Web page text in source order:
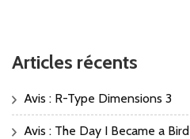
Articles récents
Avis : R-Type Dimensions 3
Avis : The Day I Became a Bird